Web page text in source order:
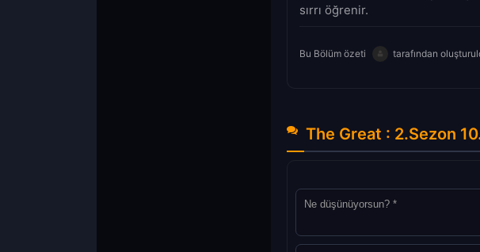
sırrı öğrenir.
Bu Bölüm özeti tarafından
The Great : 2.Sezon